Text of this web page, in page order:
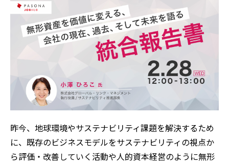
昨今、地球環境やサステナビリティ課題を解決するため
に、既存のビジネスモデルをサステナビリティの視点か
ら評価・改善していく活動や人的資本経営のように無形